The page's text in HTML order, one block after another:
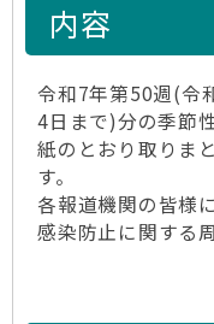
内容
令和7年第50週(令
4日まで)分の季節
紙のとおり取りま
す。
各報道機関の皆様
感染防止に関する